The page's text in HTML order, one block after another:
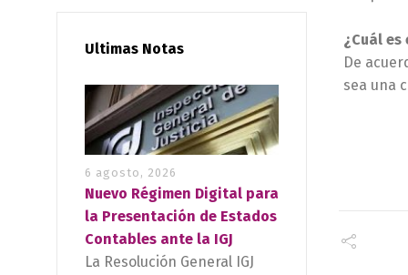
¿Cuál
De
sea una
Ultimas Notas
6 agosto, 2026
Nuevo Régimen Digital para
la Presentación de Estados
Contables ante la IGJ
La Resolución General IGJ